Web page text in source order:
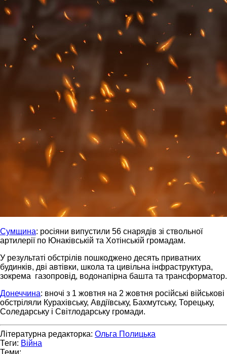
Сумщина: росіяни випустили 56 снарядів зі ствольної
артилерії по Юнаківській та Хотінській громадам.
У результаті обстрілів пошкоджено десять приватних
будинків, дві автівки, школа та цивільна інфраструктура,
зокрема газопровід, водонапірна башта та трансформатор.
Донеччина: вночі з 1 жовтня на 2 жовтня російські військові
обстріляли Курахівську, Авдіївську, Бахмутську, Торецьку,
Соледарську і Світлодарську громади.
Літературна редакторка: Ольга Полицька
Теги: Війна
Теми: